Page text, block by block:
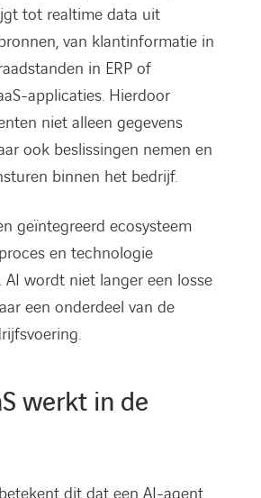
tot realtime data uit
van klantinformatie in
in ERP of
applicaties. Hierdoor
niet alleen gegevens
ook beslissingen nemen en
binnen het bedrijf.
geïntegreerd ecosysteem
en technologie
AI wordt niet langer een losse
een onderdeel van de
werkt in de